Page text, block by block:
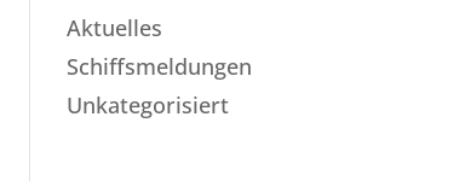
Aktuelles
Schiffsmeldungen
Unkategorisiert